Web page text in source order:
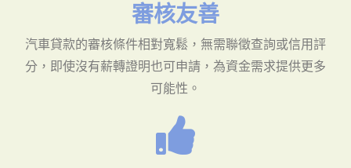
審核友善
汽車貸款的審核條件相對寬鬆，無需聯徵查詢或信用評
分，即使沒有薪轉證明也可申請，為資金需求提供更多
可能性。